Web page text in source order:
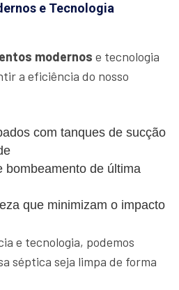
e Tecnologia
modernos e tecnologia
a eficiência do nosso
com tanques de sucção
bombeamento de última
que minimizam o impacto
e tecnologia, podemos
séptica seja limpa de forma